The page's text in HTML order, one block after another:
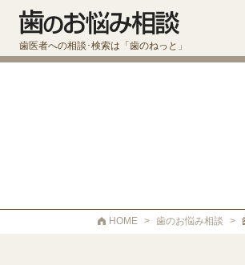
歯医者への相談･検索は「歯のねっと」
HOME > 歯のお悩み相談 >